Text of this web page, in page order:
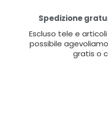
Spedizione
Escluso tele e
possibile
gratis o